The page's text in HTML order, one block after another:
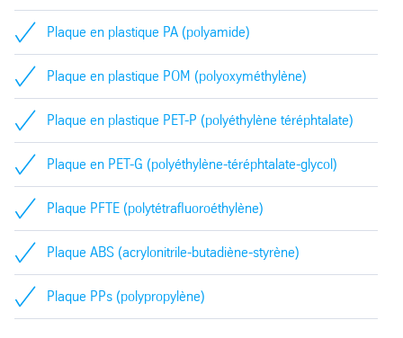
Plaque en plastique PA (polyamide)
Plaque en plastique POM (polyoxyméthylène)
Plaque en plastique PET-P (polyéthylène téréphtalate)
Plaque en PET-G (polyéthylène-téréphtalate-glycol)
Plaque PFTE (polytétrafluoroéthylène)
Plaque ABS (acrylonitrile-butadiène-styrène)
Plaque PPs (polypropylène)